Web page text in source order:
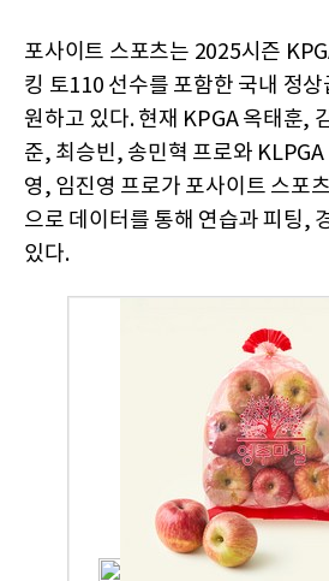
포사이트 스포츠는 2025시즌
킹 토110 선수를 포함한 국내 정
원하고 있다. 현재 KPGA 옥태훈,
준, 최승빈, 송민혁 프로와
영, 임진영 프로가 포사이트 스포
으로 데이터를 통해 연습과 피팅,
있다.